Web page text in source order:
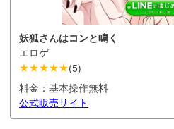
妖狐さんはコンと鳴く
エロゲ
★★★★★(5)
料金： 基本操作無料
公式販売サイト